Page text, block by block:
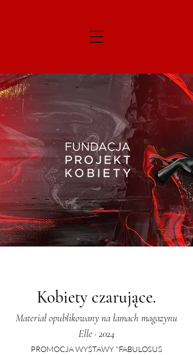
Kobiety czarujące.
Materiał opublikowany na łamach magazynu
Elle · 2024
PROMOCJA WYSTAWY "FABULOSUS